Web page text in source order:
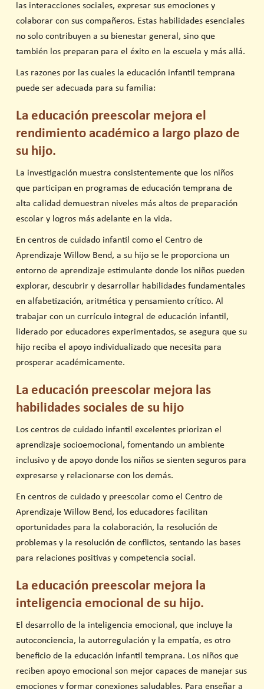
las interacciones sociales, expresar sus emociones y
colaborar con sus compañeros. Estas habilidades esenciales
no solo contribuyen a su bienestar general, sino que
también los preparan para el éxito en la escuela y más allá.
Las razones por las cuales la educación infantil temprana
puede ser adecuada para su familia:
La educación preescolar mejora el
rendimiento académico a largo plazo de
su hijo.
La investigación muestra consistentemente que los niños
que participan en programas de educación temprana de
alta calidad demuestran niveles más altos de preparación
escolar y logros más adelante en la vida.
En centros de cuidado infantil como el Centro de
Aprendizaje Willow Bend, a su hijo se le proporciona un
entorno de aprendizaje estimulante donde los niños pueden
explorar, descubrir y desarrollar habilidades fundamentales
en alfabetización, aritmética y pensamiento crítico. Al
trabajar con un currículo integral de educación infantil,
liderado por educadores experimentados, se asegura que su
hijo reciba el apoyo individualizado que necesita para
prosperar académicamente.
La educación preescolar mejora las
habilidades sociales de su hijo
Los centros de cuidado infantil excelentes priorizan el
aprendizaje socioemocional, fomentando un ambiente
inclusivo y de apoyo donde los niños se sienten seguros para
expresarse y relacionarse con los demás.
En centros de cuidado y preescolar como el Centro de
Aprendizaje Willow Bend, los educadores facilitan
oportunidades para la colaboración, la resolución de
problemas y la resolución de conflictos, sentando las bases
para relaciones positivas y competencia social.
La educación preescolar mejora la
inteligencia emocional de su hijo.
El desarrollo de la inteligencia emocional, que incluye la
autoconciencia, la autorregulación y la empatía, es otro
beneficio de la educación infantil temprana. Los niños que
reciben apoyo emocional son mejor capaces de manejar sus
emociones y formar conexiones saludables. Para enseñar a